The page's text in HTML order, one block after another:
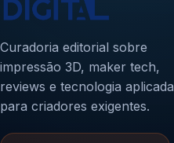
Curadoria editorial sobre
impressão 3D, maker tech,
reviews e tecnologia aplicada
para criadores exigentes.